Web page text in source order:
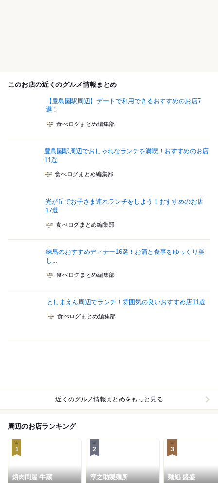
このお店の近くのグルメ情報まとめ
【豊島園駅周辺】デートで利用できるおすすめのお店7
選！
食べログまとめ編集部
豊島園駅周辺でおしゃれなランチを満喫！おすすめのお店
11選
食べログまとめ編集部
光が丘でお子さま連れランチをしよう！おすすめのお店
17選
食べログまとめ編集部
練馬のおすすめディナー16選！お酒と食事をゆっくり楽
し...
食べログまとめ編集部
としまえん周辺でランチ！雰囲気の良いおすすめ店11選
食べログまとめ編集部
近くのグルメ情報まとめをもっと見る
周辺のお店ランキング
1
焼肉問屋 牛蔵
2
淳之助製麺所
3
麺処 盛盛